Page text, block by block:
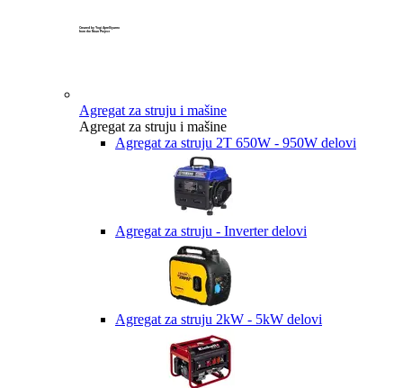
Created by Yogi Aprelliyanto
from the Noun Project
Agregat za struju i mašine
Agregat za struju i mašine
Agregat za struju 2T 650W - 950W delovi
Agregat za struju - Inverter delovi
Agregat za struju 2kW - 5kW delovi